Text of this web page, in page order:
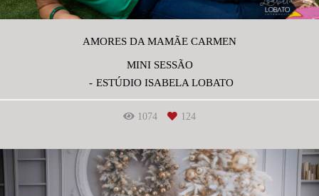
AMORES DA MAMÃE CARMEN
MINI SESSÃO
ESTÚDIO ISABELA LOBATO
1074 124